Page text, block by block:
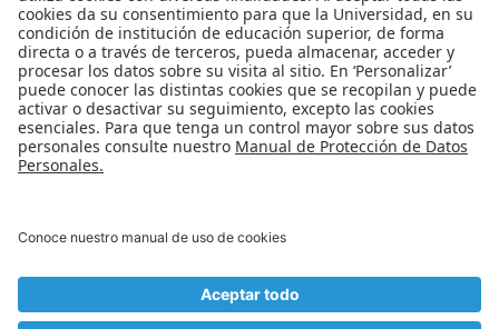
Iniciativas estudiantiles
Escuela Internacional de Verano
Apoyo financiero
Software y tecnología
Reconocimiento como Universidad: Decreto 1297 del 30 de mayo de 1964.